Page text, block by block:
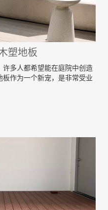
塑地板
多人都希望能在庭院中创造
作为一个新宠，是非常受业